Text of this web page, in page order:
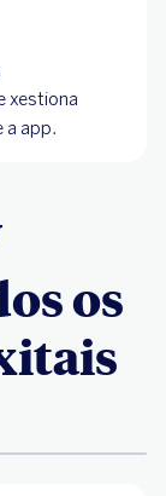
xestiona
a app.
os